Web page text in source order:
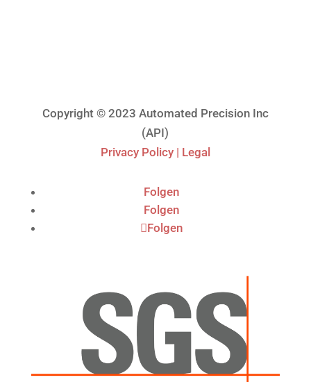
Copyright © 2023 Automated Precision Inc
(API)
Privacy Policy | Legal
Folgen
Folgen
Folgen